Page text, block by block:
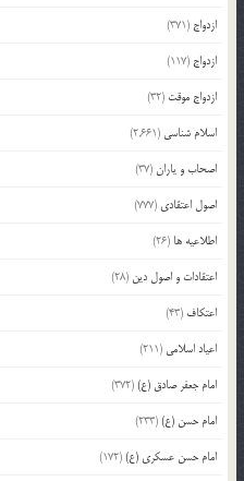
ازدواج (371)
ازدواج (117)
ازدواج موقت (32)
اسلام شناسی (2,661)
اصحاب و یاران(37)
اصول اعتقادی (777)
اطلاعیه ها (26)
اعتقادات و اصول دین (28)
اعتکاف (43)
اعیاد اسلامی (211)
امام جعفر صادق (ع)(372)
امام حسن (ع)(233)
امام حسن عسکری (ع)(172)